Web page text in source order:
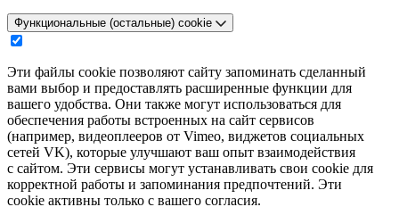
Функциональные (остальные) cookie
Эти файлы cookie позволяют сайту запоминать сделанный
вами выбор и предоставлять расширенные функции для
вашего удобства. Они также могут использоваться для
обеспечения работы встроенных на сайт сервисов
(например, видеоплееров от Vimeo, виджетов социальных
сетей VK), которые улучшают ваш опыт взаимодействия
с сайтом. Эти сервисы могут устанавливать свои cookie для
корректной работы и запоминания предпочтений. Эти
cookie активны только с вашего согласия.